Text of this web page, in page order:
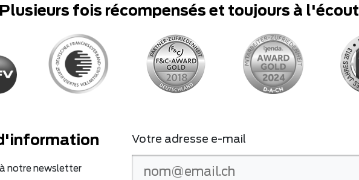
Plusieurs fois récompensés et toujours à
notre newsletter
Votre adresse e-mail